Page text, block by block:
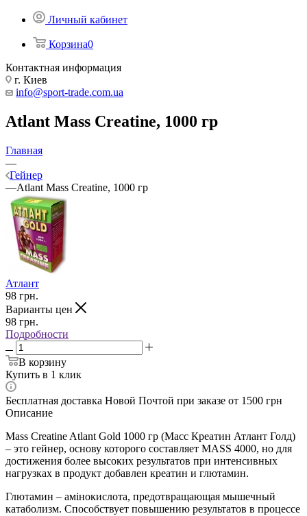
Личный кабинет
Корзина0
Контактная информация
г. Киев
info@sport-trade.com.ua
Atlant Mass Creatine, 1000 гр
Главная
—
Гейнер
—Atlant Mass Creatine, 1000 гр
Атлант
98 грн.
Варианты цен
98 грн.
Подробности
В корзину
Купить в 1 клик
Бесплатная доставка Новой Почтой при заказе от 1500 грн
Описание
Mass Creatine Atlant Gold 1000 гр (Масс Креатин Атлант Голд)
– это гейнер, основу которого составляет MASS 4000, но для
достижения более высоких результатов при интенсивных
нагрузках в продукт добавлен креатин и глютамин.
Глютамин – амінокислота, предотвращающая мышечный
катаболизм. Способствует повышению результатов в процессе